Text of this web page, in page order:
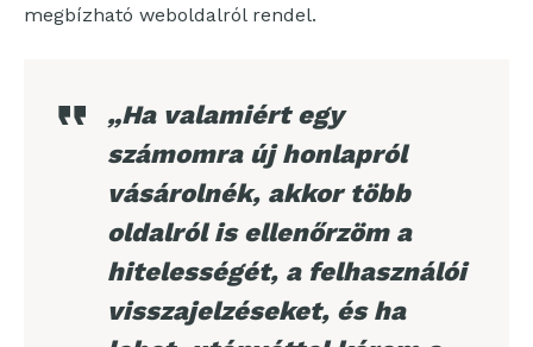
megbízható weboldalról rendel.
„Ha valamiért egy
számomra új honlapról
vásárolnék, akkor több
oldalról is ellenőrzöm a
hitelességét, a felhasználói
visszajelzéseket, és ha